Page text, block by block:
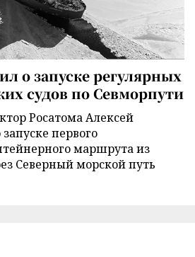
о запуске регулярных
судов по Севморпути
Росатома Алексей
первого
маршрута из
Северный морской путь